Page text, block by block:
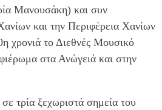
Μανουσάκη) και συν
και την Περιφέρεια Χανίων
χρονιά το Διεθνές Μουσικό
στα Ανώγειά και στην
τρία ξεχωριστά σημεία του